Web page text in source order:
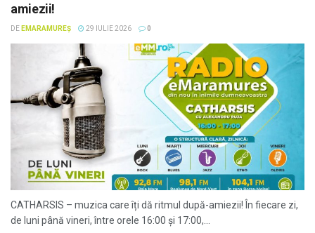
amiezii!
DE EMARAMUREȘ 29 IULIE 2026 0
CATHARSIS – muzica care îți dă ritmul după-amiezii! În fiecare zi,
de luni până vineri, între orele 16:00 și 17:00,...